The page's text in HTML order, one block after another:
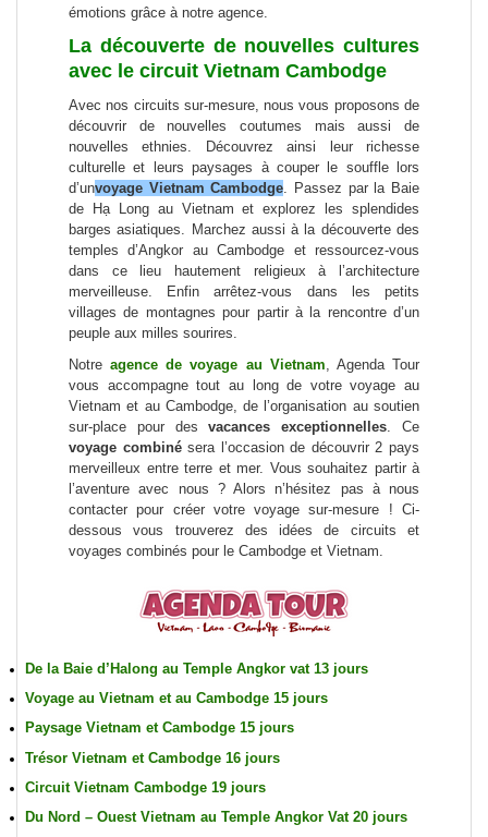
émotions grâce à notre agence.
La découverte de nouvelles cultures
avec le circuit Vietnam Cambodge
Avec nos circuits sur-mesure, nous vous proposons de
découvrir de nouvelles coutumes mais aussi de
nouvelles ethnies. Découvrez ainsi leur richesse
culturelle et leurs paysages à couper le souffle lors
d’unvoyage Vietnam Cambodge. Passez par la Baie
de Hạ Long au Vietnam et explorez les splendides
barges asiatiques. Marchez aussi à la découverte des
temples d’Angkor au Cambodge et ressourcez-vous
dans ce lieu hautement religieux à l’architecture
merveilleuse. Enfin arrêtez-vous dans les petits
villages de montagnes pour partir à la rencontre d’un
peuple aux milles sourires.
Notreagence de voyage au Vietnam, Agenda Tour
vous accompagne tout au long de votre voyage au
Vietnam et au Cambodge, de l’organisation au soutien
sur-place pour desvacances exceptionnelles. Ce
voyage combinésera l’occasion de découvrir 2 pays
merveilleux entre terre et mer. Vous souhaitez partir à
l’aventure avec nous ? Alors n’hésitez pas à nous
contacter pour créer votre voyage sur-mesure ! Ci-
dessous vous trouverez des idées de circuits et
voyages combinés pour le Cambodge et Vietnam.
De la Baie d’Halong au Temple Angkor vat 13 jours
Voyage au Vietnam et au Cambodge 15 jours
Paysage Vietnam et Cambodge 15 jours
Trésor Vietnam et Cambodge 16 jours
Circuit Vietnam Cambodge 19 jours
Du Nord – Ouest Vietnam au Temple Angkor Vat 20 jours